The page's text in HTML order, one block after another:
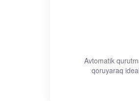
Avtomatik
qoruyaraq